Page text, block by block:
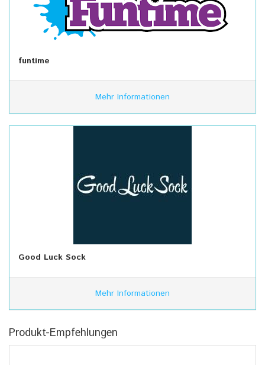
funtime
Mehr Informationen
Good Luck Sock
Mehr Informationen
Produkt-Empfehlungen